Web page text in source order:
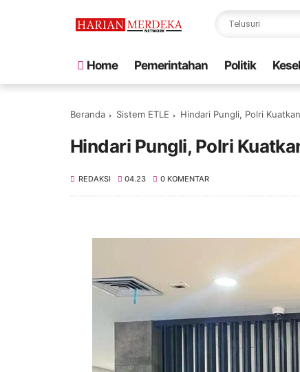
Home Pemerintahan Politik
Beranda Sistem ETLE Hindari Pungli, Polri
Hindari Pungli, Polri
REDAKSI 04.23 0 KOMENTAR